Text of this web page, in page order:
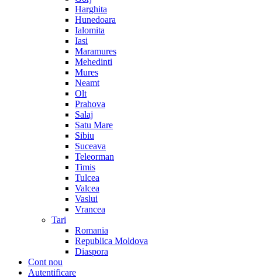
Harghita
Hunedoara
Ialomita
Iasi
Maramures
Mehedinti
Mures
Neamt
Olt
Prahova
Salaj
Satu Mare
Sibiu
Suceava
Teleorman
Timis
Tulcea
Valcea
Vaslui
Vrancea
Tari
Romania
Republica Moldova
Diaspora
Cont nou
Autentificare